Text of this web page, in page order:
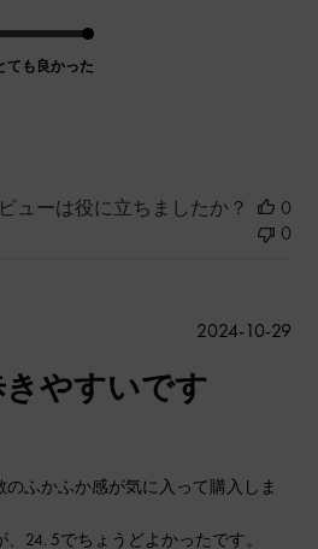
ても良かった
ューは役に立ちましたか？
0
0
やすいです
ふかふか感が気に入って購入しま
24. 5でちょうどよかったです。
公
2024-10-29